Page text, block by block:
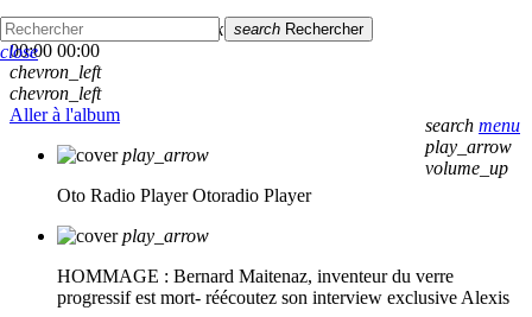
skip_previous
skip_next
00:00 00:00
chevron_left
chevron_left
Aller à l'album
play_arrow
Oto Radio Player Otoradio Player
play_arrow
HOMMAGE : Bernard Maitenaz, inventeur du verre
progressif est mort- réécoutez son interview exclusive Alexis
search menu
play_arrow
volume_up
search Rechercher
close